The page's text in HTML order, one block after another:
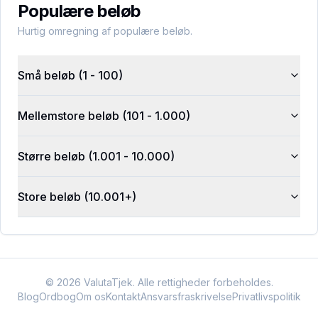
Populære beløb
Hurtig omregning af populære beløb.
Små beløb (1 - 100)
Mellemstore beløb (101 - 1.000)
Større beløb (1.001 - 10.000)
Store beløb (10.001+)
© 2026 ValutaTjek. Alle rettigheder forbeholdes.
BlogOrdbogOm osKontaktAnsvarsfraskrivelsePrivatlivspolitik